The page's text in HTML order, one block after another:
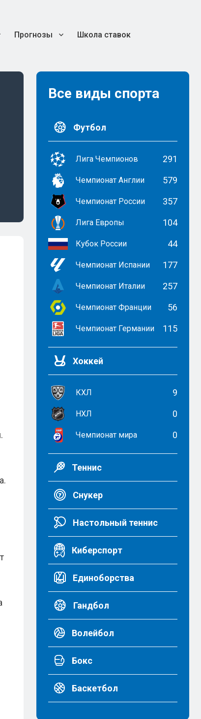
Прогнозы Школа ставок
Все виды спорта
Футбол
Лига Чемпионов 291
Чемпионат Англии 579
Чемпионат России 357
Лига Европы 104
Кубок России 44
Чемпионат Испании 177
Чемпионат Италии 257
Чемпионат Франции 56
Чемпионат Германии 115
Хоккей
КХЛ 9
НХЛ 0
Чемпионат мира 0
Теннис
Снукер
Настольный теннис
Киберспорт
Единоборства
Гандбол
Волейбол
Бокс
Баскетбол